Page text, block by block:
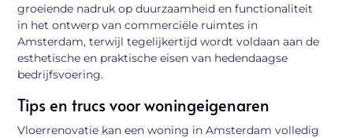
groeiende nadruk op duurzaamheid en functionaliteit
in het ontwerp van commerciële ruimtes in
Amsterdam, terwijl tegelijkertijd wordt voldaan aan de
esthetische en praktische eisen van hedendaagse
bedrijfsvoering.
Tips en trucs voor woningeigenaren
Vloerrenovatie kan een woning in Amsterdam volledig